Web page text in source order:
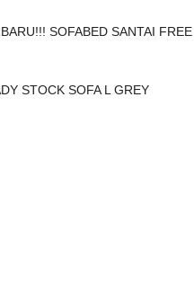
SOFABED SANTAI
STOCK SOFA L GREY